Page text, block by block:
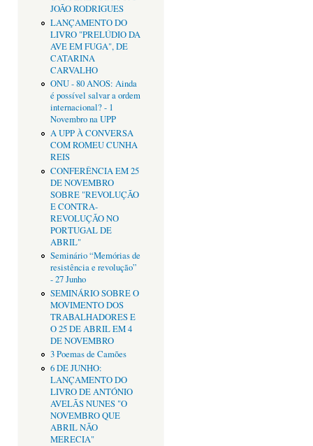
JOÃO RODRIGUES
LANÇAMENTO DO
LIVRO "PRELÚDIO DA
AVE EM FUGA", DE
CATARINA
CARVALHO
ONU - 80 ANOS: Ainda
é possível salvar a ordem
internacional? - 1
Novembro na UPP
A UPP À CONVERSA
COM ROMEU CUNHA
REIS
CONFERÊNCIA EM 25
DE NOVEMBRO
SOBRE "REVOLUÇÃO
E CONTRA-
REVOLUÇÃO NO
PORTUGAL DE
ABRIL"
Seminário “Memórias de
resistência e revolução”
- 27 Junho
SEMINÁRIO SOBRE O
MOVIMENTO DOS
TRABALHADORES E
O 25 DE ABRIL EM 4
DE NOVEMBRO
3 Poemas de Camões
6 DE JUNHO:
LANÇAMENTO DO
LIVRO DE ANTÓNIO
AVELÃS NUNES "O
NOVEMBRO QUE
ABRIL NÃO
MERECIA"